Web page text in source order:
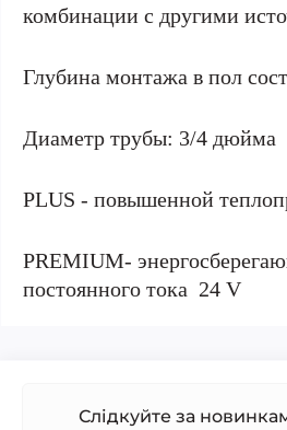
комбинации с другими
Глубина монтажа в пол
Диаметр трубы: 3/4 дюйма
PLUS - повышенной
PREMIUM-
постоянного тока 24 V
Слідкуйте за